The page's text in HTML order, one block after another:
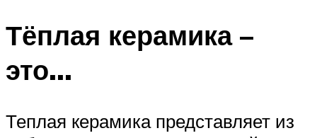
Тёплая керамика –
это…
Теплая керамика представляет из